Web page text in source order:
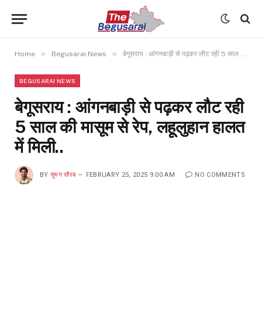
Home » Begusarai News » बेगूसराय : आंगनबाड़ी से पढ़कर लौट रही 5 साल की मासूम से रेप, लहूलुहान हालत में मिली..
BEGUSARAI NEWS
बेगूसराय : आंगनबाड़ी से पढ़कर लौट रही
5 साल की मासूम से रेप, लहूलुहान हालत
में मिली..
BY सुमन सौरब FEBRUARY 25, 2025 9:00 AM NO COMMENTS